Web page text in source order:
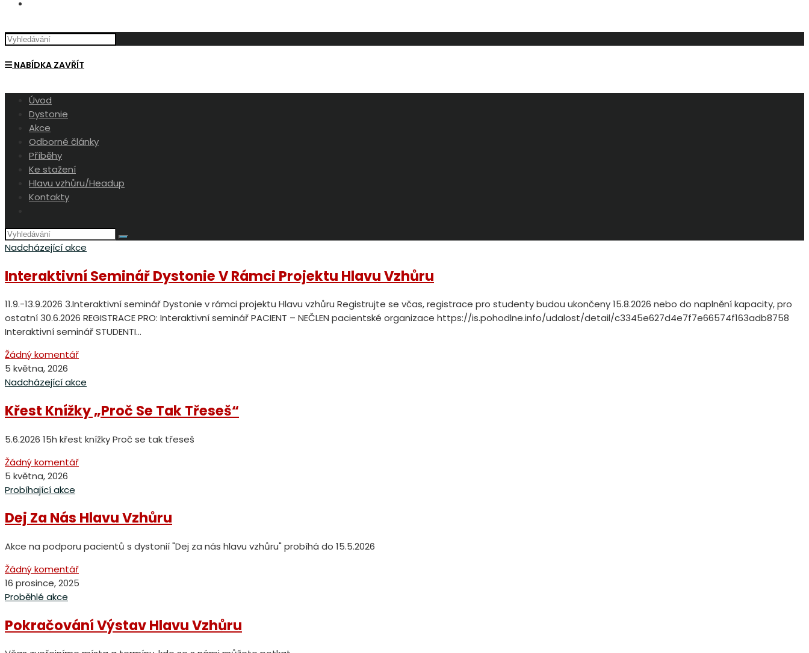
WEBSITE
NABÍDKA ZAVŘÍT
Úvod
Dystonie
Akce
Odborné články
Příběhy
Ke stažení
Hlavu vzhůru/Headup
Kontakty
search
Nadcházející akce
Interaktivní Seminář Dystonie V Rámci Projektu Hlavu Vzhůru
11.9.-13.9.2026 3.Interaktivní seminář Dystonie v rámci projektu Hlavu vzhůru Registrujte se včas, registrace pro studenty budou ukončeny 15.8.2026 nebo do naplnění kapacity, pro
ostatní 30.6.2026 REGISTRACE PRO: Interaktivní seminář PACIENT – NEČLEN pacientské organizace https://is.pohodlne.info/udalost/detail/c3345e627d4e7f7e66574f163adb8758
Interaktivní seminář STUDENTI…
Žádný komentář
5 května, 2026
Nadcházející akce
Křest Knížky „Proč Se Tak Třeseš“
5.6.2026 15h křest knížky Proč se tak třeseš
Žádný komentář
5 května, 2026
Probíhající akce
Dej Za Nás Hlavu Vzhůru
Akce na podporu pacientů s dystonií "Dej za nás hlavu vzhůru" probíhá do 15.5.2026
Žádný komentář
16 prosince, 2025
Proběhlé akce
Pokračování Výstav Hlavu Vzhůru